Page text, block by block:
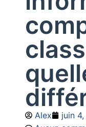
Alex juin